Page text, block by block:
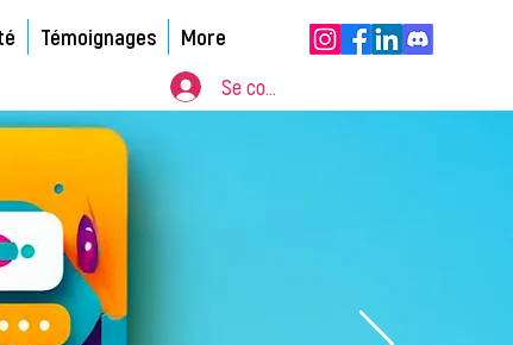
Témoignages More
Se connecter